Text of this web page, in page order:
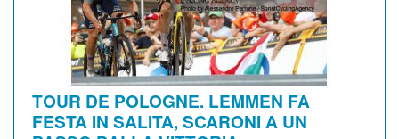
TOUR DE POLOGNE. LEMMEN FA
FESTA IN SALITA, SCARONI A UN